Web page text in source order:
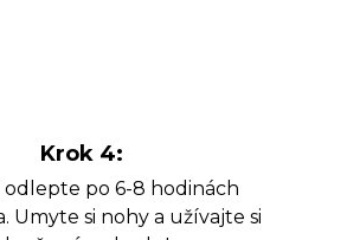
Krok 4:
odlepte po 6-8 hodinách
Umyte si nohy a užívajte si